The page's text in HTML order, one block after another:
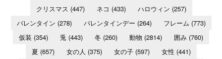
クリスマス (447) ネコ (433) ハロウィン (257)
バレンタイン (278) バレンタインデー (264) フレーム (773)
仮装 (354) 兎 (443) 冬 (260) 動物 (2814) 囲み (760)
夏 (657) 女の人 (375) 女の子(597) 女性 (441)